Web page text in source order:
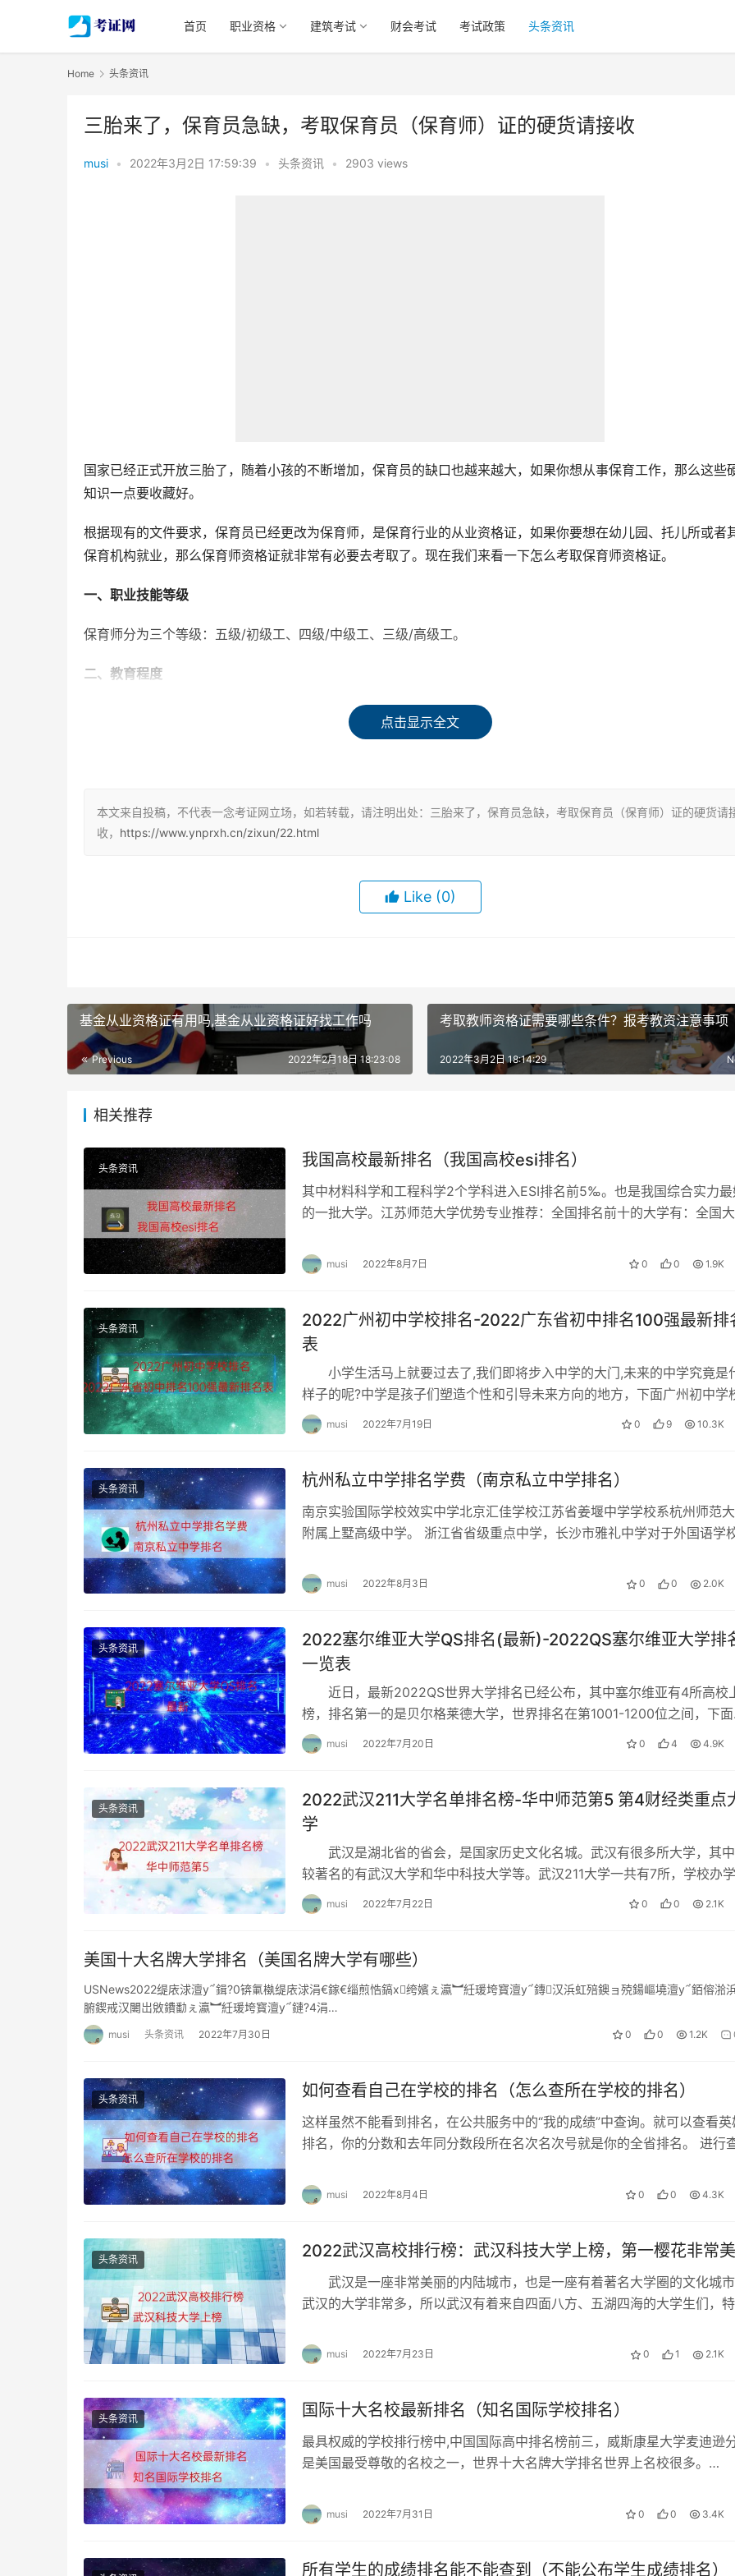
首页 职业资格 建筑考试 财会考试 考试政策 头条资讯
Home 头条资讯
三胎来了，保育员急缺，考取保育员（保育师）证的硬货请接收
musi • 2022年3月2日 17:59:39 • 头条资讯 • 2903 views
国家已经正式开放三胎了，随着小孩的不断增加，保育员的缺口也越来越大，如果你想从事保育工作，那么这些
知识一点要收藏好。
根据现有的文件要求，保育员已经更改为保育师，是保育行业的从业资格证，如果你要想在幼儿园、托儿所或者
保育机构就业，那么保育师资格证就非常有必要去考取了。现在我们来看一下怎么考取保育师资格证。
一、职业技能等级
保育师分为三个等级：五级/初级工、四级/中级工、三级/高级工。
二、教育程度
高中毕业(或同等学力)，就是必须要高中以上学历才能报名。
（1）累计从事本职业或相关职业（下文介绍）工作 1 年（含）以上。
（2）累计从事本职业或相关职业工作 6 年（含）以上。
（3）取得技工学校 本专业 （下文介绍）或相关专业 （下文介绍）毕业证书（含尚未取得毕业证书的在校应届毕业
生）；或取得经评估论证、以中级技能为培养目标的中等及以上职业学校本专业或相关专业毕业证书（含尚未取
（1）取得本职业四级/中级工职业资格证书(技能等级证书）后，累计从事本职业或相关职业工作 5 年（含）以上
（2）取得本职业或相关职业四级/中级工职业资格证书（技能等级证书），并具有高级技工学校、技师学院毕业证
（含尚未取得毕业证书的在校应届毕业生）；或取得本职业四级/中级工职业资格证书（技能等级证书），并具有
评估论证、以高级技能为培养目标的高等职业学校本专业或相关专业毕业证书（含尚未取得毕业证书的在校应届
（3）具有大专及以上本专业或相关专业毕业证书，并取得本职业或相关职业四级/中级工职业资格证书（技能等级
书）后，累计从事本职业或相关职业工作 2 年（含）以上。
相关职业：包括婴幼儿发展引导员、幼儿教师、儿科医师、儿科护士、孤残儿童护理员、母婴保健技术服务人员、
健护理师、健康管理师、育婴员、家政服务员等；
相关专业：中职相关专业包括护理、中医护理、家政服务与管理、营养与保健、助产；高职高专相关专业包括：护
理、预防医学、公共卫生管理、人口与家庭发展服务、临床医学、中医学、食品营养与卫生、健康管理、医学营
心理咨询、特殊教育、心理健康教育、幼儿发展与健康管理；普通高校相关专业包括护理学、基础医学、预防医
中医学、妇幼保健医学、教育学。
四、考试形式
理论考试+技能考试。理论考试采用机考进行，考试时间90分钟，100个题目，每题1分，60分合格；技能考试采
笔试进行，考试时间90-120分钟，主要有案例分析题、填空题、简答题、视频案例等，100分，60分合格；两科合
格才算鉴定合格，单科成绩可以保留一年。
五、考试内容
采用机考形式来考，有单选题、多选题和判断题，主要考试内容为保育基础知识，在考试前一般情况下都有题库，
题库就可以过关。
2.技能考试
技能考试目前大部分都是以笔试的形式来进行的，主要考试内容为保育基础知识的填空题、案例分析题以及看视
六、考试准备
1.如果你属于相关职业或相关专业的，可以直接找职业技能认定机构报名，初级报名费270，中级报名费360，高级
报名费450，除此之外没有其他费用了。报名人数达到规定的考试人数后，认定机构就会通知考试，一般一天就可
2.如果你不属于相关专业或相关职业的话，你需要参加保育员培训，这个你可以咨询当地的人社局，人社局会告诉
在哪个培训机构报名，你报名后就等待参加培训即可，初级培训15天，中级18天，高级21天，一般参加培训的都
关，参加培训的不用交报名费，国家全额补贴，培训期间的伙食住宿也是由培训机构负责。
3.报名需要准备身份证复印件、高中及以上学历证明或者毕业证、相关职业的需要准备工作证明、相关专业的需
希望以上内容对想考取保育师资格证的人有用，有用的话就收藏咯。
点击显示全文
本文来自投稿，不代表一念考证网立场，如若转载，请注明出处：三胎来了，保育员急缺，考取保育员（保育师）证的硬货请
收， https://www.ynprxh.cn/zixun/22.html
Like (0)
基金从业资格证有用吗,基金从业资格证好找工作吗
Previous 2022年2月18日 18:23:08
考取教师资格证需要哪些条件？报考教资注意事项
2022年3月2日 18:14:29
相关推荐
头条资讯 我国高校最新排名（我国高校esi排名）
其中材料科学和工程科学2个学科进入ESI排名前5‰。也是我国综合实力
的一批大学。江苏师范大学优势专业推荐：全国排名前十的大学有：全国大
musi 2022年8月7日 0 0 1.9K
头条资讯
2022广州初中学校排名-2022广东省初中排名100强最新排
表
小学生活马上就要过去了,我们即将步入中学的大门,未来的中学究竟是
样子的呢?中学是孩子们塑造个性和引导未来方向的地方，下面广州初中学
最新排名，主要参考近年中考平均分水平，…
musi 2022年7月19日 0 9 10.3K
头条资讯 杭州私立中学排名学费（南京私立中学排名）
南京实验国际学校效实中学北京汇佳学校江苏省姜堰中学学校系杭州师范
附属上墅高级中学。 浙江省省级重点中学，长沙市雅礼中学对于外国语学
musi 2022年8月3日 0 0 2.0K
头条资讯
2022塞尔维亚大学QS排名(最新)-2022QS塞尔维亚大学排
一览表
近日，最新2022QS世界大学排名已经公布，其中塞尔维亚有4所高校
榜，排名第一的是贝尔格莱德大学，世界排名在第1001-1200位之间，下面
让我们一起来看看详细的2022Q…
musi 2022年7月20日 0 4 4.9K
头条资讯
2022武汉211大学名单排名榜-华中师范第5 第4财经类重点
学
武汉是湖北省的省会，是国家历史文化名城。武汉有很多所大学，其
较著名的有武汉大学和华中科技大学等。武汉211大学一共有7所，学校办
力雄厚培养无数优秀学子。武汉211大学有…
musi 2022年7月22日 0 0 2.1K
美国十大名牌大学排名（美国名牌大学有哪些）
USNews2022缇庡浗澶у鍓?0锛氭槸缇庡浗涓€鎵€缁煎悎鎬х绔嬪ぇ瀛︼紝瑗垮寳澶у鏄汉浜虹殕鐭ョ殑鍚嶇墝澶у銆傛湁
腑鍥戒汉闄岀敓鐨勫ぇ瀛︼紝瑗垮寳澶у鏈?4涓…
musi 头条资讯 2022年7月30日 0 0 1.2K
头条资讯 如何查看自己在学校的排名（怎么查所在学校的排名）
这样虽然不能看到排名，在公共服务中的“我的成绩”中查询。就可以查看英
排名，你的分数和去年同分数段所在名次名次号就是你的全省排名。 进行
musi 2022年8月4日 0 0 4.3K
头条资讯 2022武汉高校排行榜：武汉科技大学上榜，第一樱花非常美
武汉是一座非常美丽的内陆城市，也是一座有着著名大学圈的文化城市
武汉的大学非常多，所以武汉有着来自四面八方、五湖四海的大学生们，特
musi 2022年7月23日 0 1 2.1K
头条资讯 国际十大名校最新排名（知名国际学校排名）
最具权威的学校排行榜中,中国国际高中排名榜前三，威斯康星大学麦迪逊
是美国最受尊敬的名校之一，世界十大名牌大学排名世界上名校很多。
musi 2022年7月31日 0 0 3.4K
所有学生的成绩排名能不能查到（不能公布学生成绩排名）